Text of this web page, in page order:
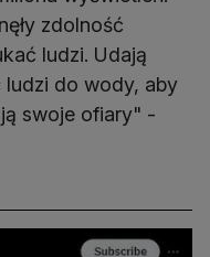
zdolność
ludzi. Udają
ludzi do wody, aby
swoje ofiary" -